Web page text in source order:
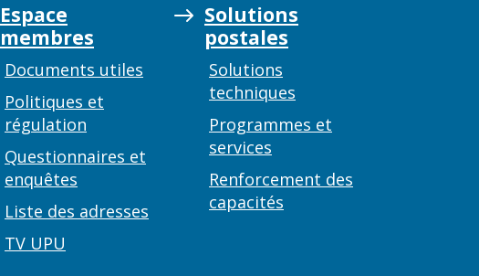
Espace
membres
Documents utiles
Politiques et
régulation
Questionnaires et
enquêtes
Liste des adresses
TV UPU
Solutions
postales
Solutions
techniques
Programmes et
services
Renforcement des
capacités